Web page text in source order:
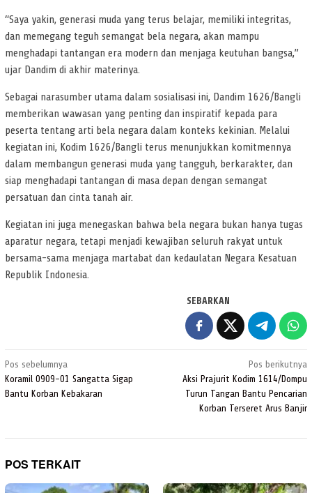
“Saya yakin, generasi muda yang terus belajar, memiliki integritas,
dan memegang teguh semangat bela negara, akan mampu
menghadapi tantangan era modern dan menjaga keutuhan bangsa,”
ujar Dandim di akhir materinya.
Sebagai narasumber utama dalam sosialisasi ini, Dandim 1626/Bangli
memberikan wawasan yang penting dan inspiratif kepada para
peserta tentang arti bela negara dalam konteks kekinian. Melalui
kegiatan ini, Kodim 1626/Bangli terus menunjukkan komitmennya
dalam membangun generasi muda yang tangguh, berkarakter, dan
siap menghadapi tantangan di masa depan dengan semangat
persatuan dan cinta tanah air.
Kegiatan ini juga menegaskan bahwa bela negara bukan hanya tugas
aparatur negara, tetapi menjadi kewajiban seluruh rakyat untuk
bersama-sama menjaga martabat dan kedaulatan Negara Kesatuan
Republik Indonesia.
SEBARKAN
Navigasi
pos
Pos sebelumnya
Koramil 0909-01 Sangatta Sigap
Bantu Korban Kebakaran
Pos berikutnya
Aksi Prajurit Kodim 1614/Dompu
Turun Tangan Bantu Pencarian
Korban Terseret Arus Banjir
POS TERKAIT